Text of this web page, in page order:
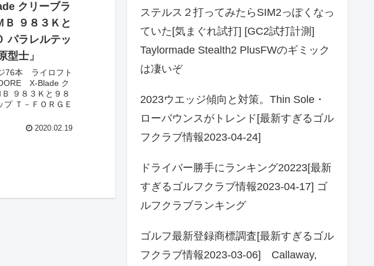
クリーブラ
Ｂ ９８３Ｋと
パラレルテッ
型士」
76本 ライロフト
X-Blade ク
９８３Ｋと９８
プ Ｔ－ＦＯＲＧＥ
2020.02.19
ステルス２打ってみたらSIM2っぽくなっ
ていた[気まぐれ試打] [GC2試打計測]
Taylormade Stealth2 PlusFWのギミック
は凄いぞ
2023ウエッジ傾向と対策。Thin Sole・
ローバウンスがトレンド[最新すぎるゴル
フクラブ情報2023-04-24]
ドライバー勝手にランキング20223[最新
すぎるゴルフクラブ情報2023-04-17] ゴ
ルフクラブランキング
ゴルフ最新登録商標調査[最新すぎるゴル
フクラブ情報2023-03-06] Callaway,